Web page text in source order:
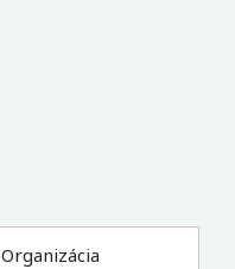
Organizácia